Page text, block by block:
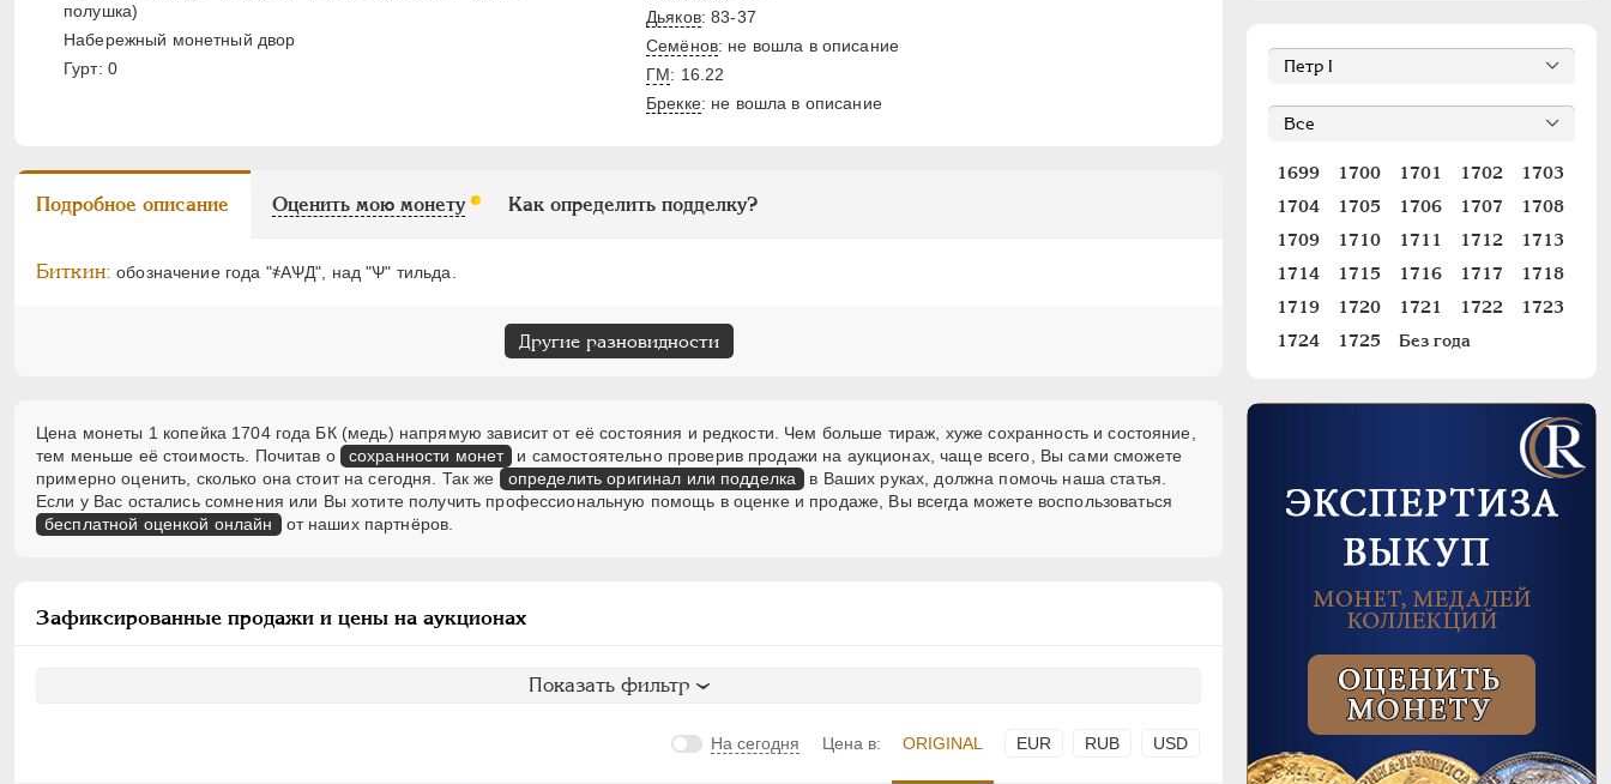
полушка)
Набережный монетный двор
Гурт: 0
Дьяков: 83-37
Семёнов: не вошла в описание
ГМ: 16.22
Брекке: не вошла в описание
Подробное описание Оценить мою монету Как определить подделку?
Биткин: обозначение года "҂АѰД", над "Ѱ" тильда.
Другие разновидности
Цена монеты 1 копейка 1704 года БК (медь) напрямую зависит от её состояния и редкости. Чем больше тираж, хуже сохранность и состояние,
тем меньше её стоимость. Почитав о
сохранности монет
и самостоятельно проверив продажи на аукционах, чаще всего, Вы сами сможете
примерно оценить, сколько она стоит на сегодня. Так же
определить оригинал или подделка
в Ваших руках, должна помочь наша статья.
Если у Вас остались сомнения или Вы хотите получить профессиональную помощь в оценке и продаже, Вы всегда можете воспользоваться
бесплатной оценкой онлайн от наших партнёров.
Зафиксированные продажи и цены на аукционах
Показать фильтр
На сегодня Цена в: ORIGINAL EUR RUB USD
1699 1700 1701 1702
1703
1704
1705 1706 1707
1708
1709
1710 1711 1712
1713
1714
1715 1716 1717
1718
1719
1720 1721 1722
1723
1724
1725 Без года